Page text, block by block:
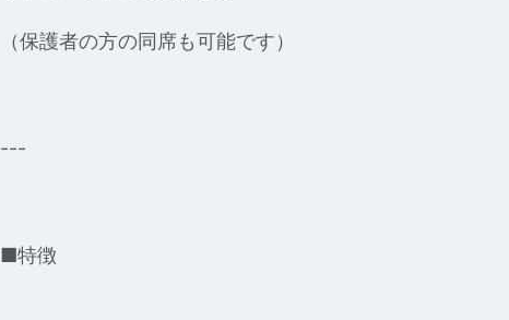
（保護者の方の同席も可能です）
---
■特徴